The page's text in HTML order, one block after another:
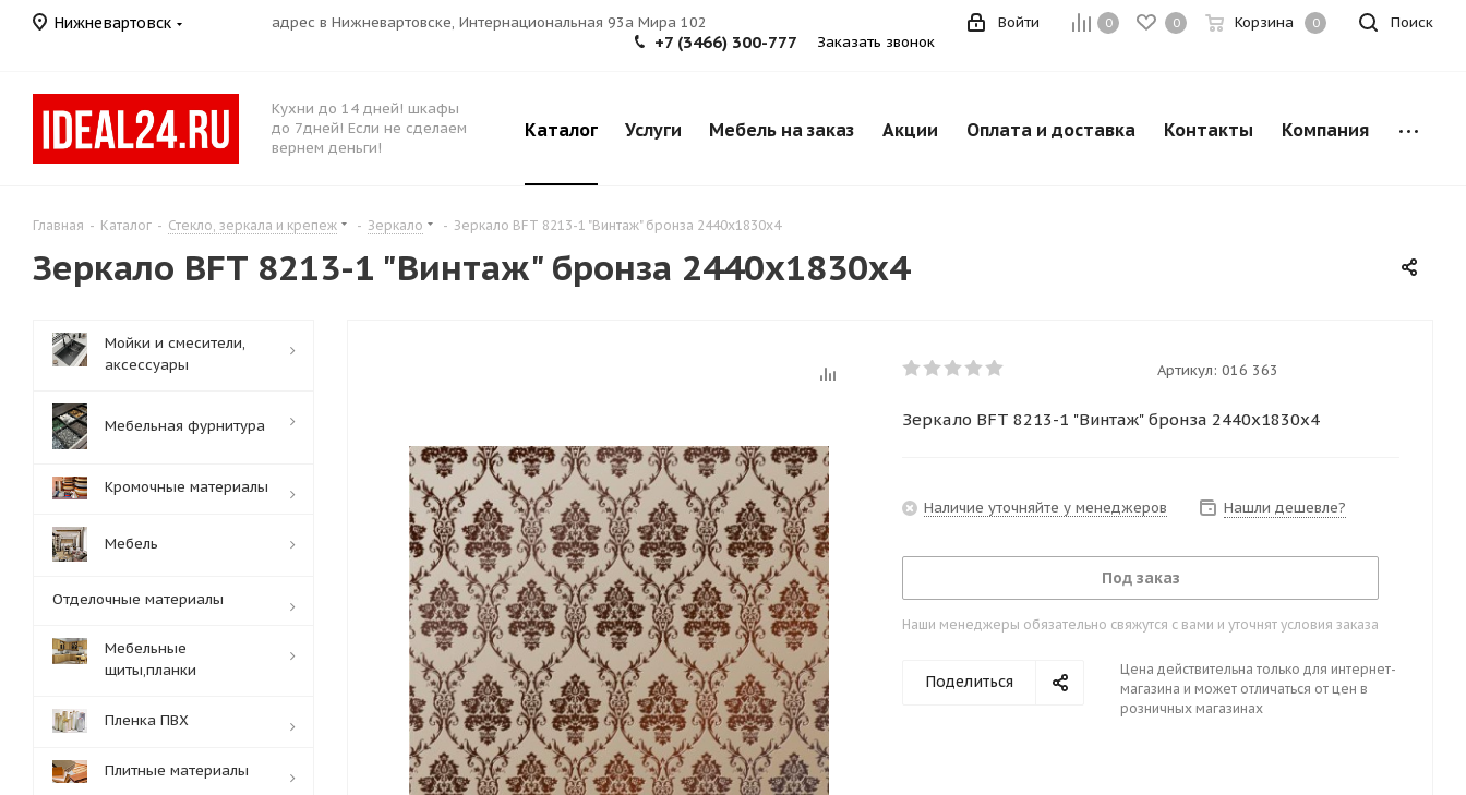
Нижневартовск адрес в Нижневартовске, Интернациональная 93а Мира 102 Поиск
0 0 Корзина 0
Войти
+7 (3466) 300-777 Заказать звонок
Кухни до 14 дней! шкафы
до 7дней! Если не сделаем
вернем деньги!
Каталог Услуги Мебель на заказ Акции Оплата и доставка Контакты Компания
Главная - Каталог - Стекло, зеркала и крепеж - Зеркало - Зеркало BFT 8213-1 "Винтаж" бронза 2440х1830х4
Зеркало BFT 8213-1 "Винтаж" бронза 2440х1830х4
Артикул: 016 363
Зеркало BFT 8213-1 "Винтаж" бронза 2440х1830х4
Наличие уточняйте у менеджеров Нашли дешевле?
Под заказ
Наши менеджеры обязательно свяжутся с вами и уточнят условия заказа
Поделиться
Цена действительна только для интернет-
магазина и может отличаться от цен в
розничных магазинах
Мойки и смесители,
аксессуары
Мебельная фурнитура
Кромочные материалы
Мебель
Отделочные материалы
Мебельные
щиты,планки
Пленка ПВХ
Плитные материалы